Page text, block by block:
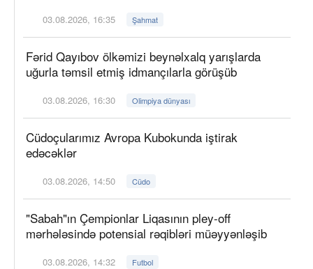
03.08.2026, 16:35 Şahmat
Fərid Qayıbov ölkəmizi beynəlxalq yarışlarda
uğurla təmsil etmiş idmançılarla görüşüb
03.08.2026, 16:30 Olimpiya dünyası
Cüdoçularımız Avropa Kubokunda iştirak
edəcəklər
03.08.2026, 14:50 Cüdo
"Sabah"ın Çempionlar Liqasının pley-off
mərhələsində potensial rəqibləri müəyyənləşib
03.08.2026, 14:32 Futbol